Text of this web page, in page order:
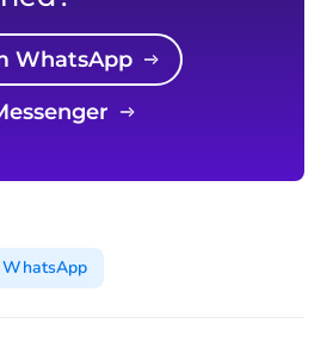
WhatsApp
WhatsApp